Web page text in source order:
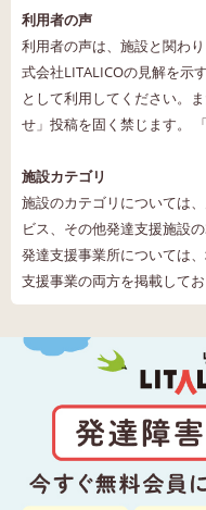
利用者の声
利用者の声は、施設と関わ
式会社LITALICOの見解を示
として利用してください。
せ」投稿を固く禁じます。
施設カテゴリ
施設のカテゴリについては
ビス、その他発達支援施設
発達支援事業所については
支援事業の両方を掲載してお